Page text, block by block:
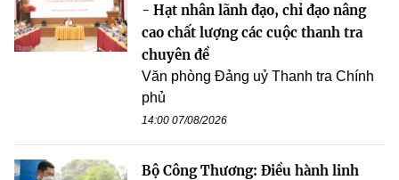
- Hạt nhân lãnh đạo, chỉ đạo nâng
cao chất lượng các cuộc thanh tra
chuyên đề
Văn phòng Đảng uỷ Thanh tra Chính
phủ
14:00 07/08/2026
Bộ Công Thương: Điều hành linh